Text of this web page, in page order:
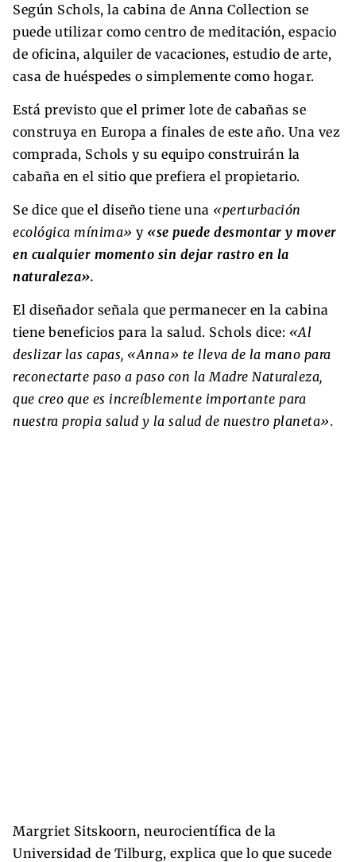
Según Schols, la cabina de Anna Collection se
puede utilizar como centro de meditación, espacio
de oficina, alquiler de vacaciones, estudio de arte,
casa de huéspedes o simplemente como hogar.
Está previsto que el primer lote de cabañas se
construya en Europa a finales de este año. Una vez
comprada, Schols y su equipo construirán la
cabaña en el sitio que prefiera el propietario.
Se dice que el diseño tiene una «perturbación
ecológica mínima» y «se puede desmontar y mover
en cualquier momento sin dejar rastro en la
naturaleza».
El diseñador señala que permanecer en la cabina
tiene beneficios para la salud. Schols dice: «Al
deslizar las capas, «Anna» te lleva de la mano para
reconectarte paso a paso con la Madre Naturaleza,
que creo que es increíblemente importante para
nuestra propia salud y la salud de nuestro planeta».
Margriet Sitskoorn, neurocientífica de la
Universidad de Tilburg, explica que lo que sucede